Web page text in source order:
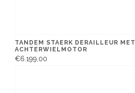
TANDEM STAERK DERAILLEUR MET
ACHTERWIELMOTOR
€6.199,00